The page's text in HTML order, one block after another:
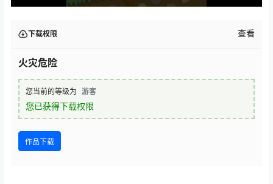
下载权限 查看
火灾危险
您当前的等级为 游客
您已获得下载权限
作品下载